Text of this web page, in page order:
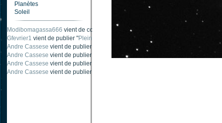
Planètes
Soleil
Modibomagassa666 vient de commenter " Ombre portée d'une traînée d'avion
Gfevrier1 vient de publier "Pleine Lune - 9 Aout 205
Andre Cassese vient de publier "
Andre Cassese vient de publier "
Tache solaire 21 juin 2021 lunette halpha 120
Andre Cassese vient de publier "
Andre Cassese vient de publier "